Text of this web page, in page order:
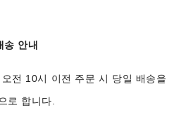
송 안내
전 10시 이전 주문 시 당일 배송을
로 합니다.